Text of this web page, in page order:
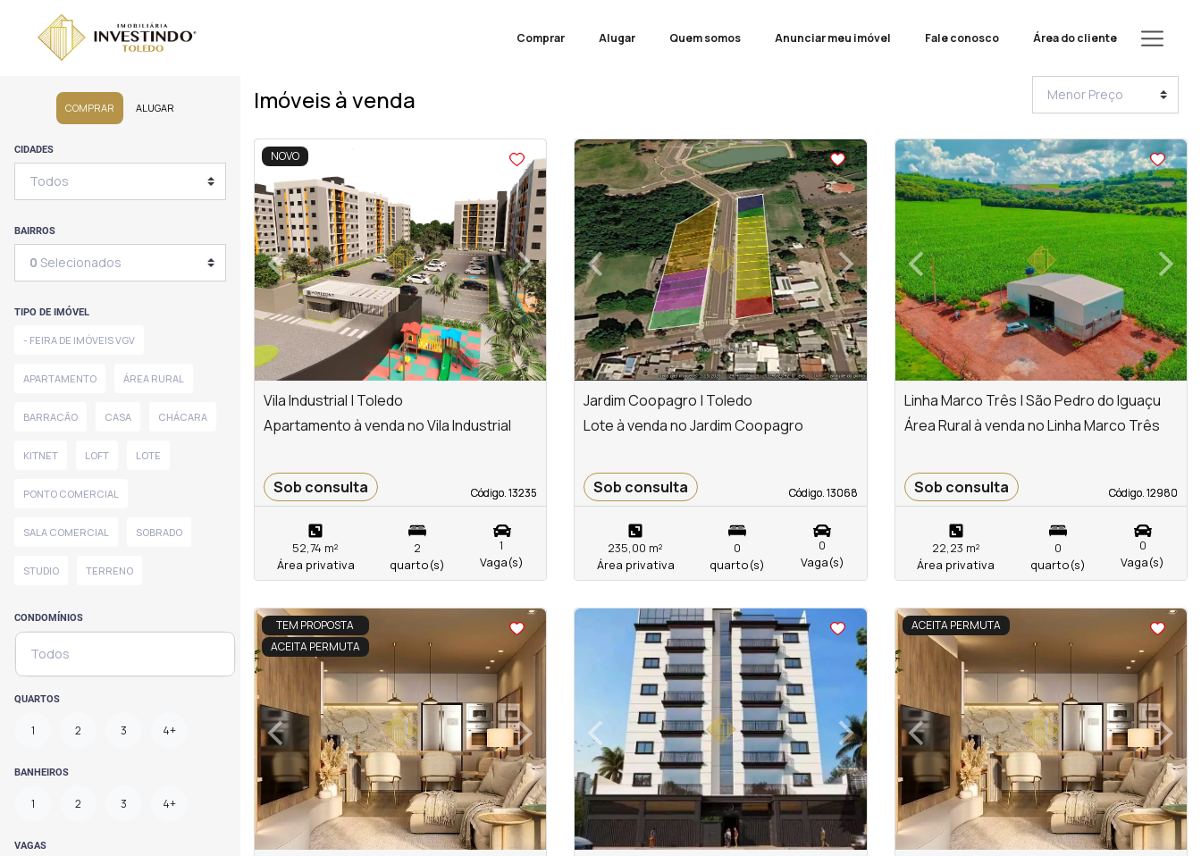
Comprar Alugar Quem somos Anunciar meu imóvel Fale conosco Área do cliente
COMPRAR ALUGAR
CIDADES
BAIRROS
0 Selecionados
TIPO DE IMÓVEL
- FEIRA DE IMÓVEIS VGV
APARTAMENTO ÁREA RURAL
BARRACÃO CASA CHÁCARA
KITNET LOFT LOTE
PONTO COMERCIAL
SALA COMERCIAL SOBRADO
STUDIO TERRENO
CONDOMÍNIOS
Todos
QUARTOS
1 2 3 4+
BANHEIROS
1 2 3 4+
VAGAS
Imóveis à venda
NOVO
<<<<
‹Previous ›
Next
Vila Industrial | Toledo
Código. 13235
Código. 13235
Apartamento à venda no Vila Industrial
Sob consulta
52,74 m²
Área privativa
2
quarto(s)
1
Vaga(s)
<<<
‹Previous ›
Next
Jardim Coopagro | Toledo
Código. 13068
Código. 13068
Lote à venda no Jardim Coopagro
Sob consulta
235,00 m²
Área privativa
0
quarto(s)
0
Vaga(s)
<<<<
‹Previous ›
Next
Linha Marco Três | São Pedro do Iguaçu
Código. 12980
Código. 12980
Área Rural à venda no Linha Marco Três
Sob consulta
22,23 m²
Área privativa
0
quarto(s)
0
Vaga(s)
TEM PROPOSTA
ACEITA PERMUTA
<<<<
‹Previous ›Next
<
‹Previous ›
Next
ACEITA PERMUTA
<<<<
‹Previous ›Next